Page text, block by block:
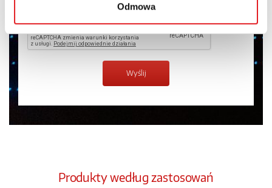
Odmowa
Produkty według zastosowań